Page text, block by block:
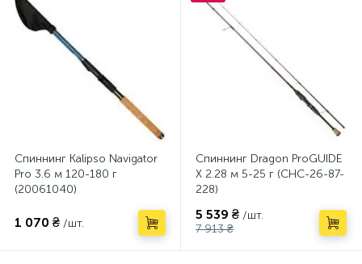
Спиннинг Kalipso Navigator
Pro 3.6 м 120-180 г
(20061040)
1 070 ₴ /шт.
Спиннинг Dragon ProGUIDE
X 2.28 м 5-25 г (CHC-26-87-
228)
5 539 ₴ /шт.
7 913 ₴